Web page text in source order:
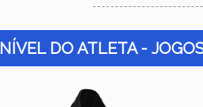
NÍVEL DO ATLETA -